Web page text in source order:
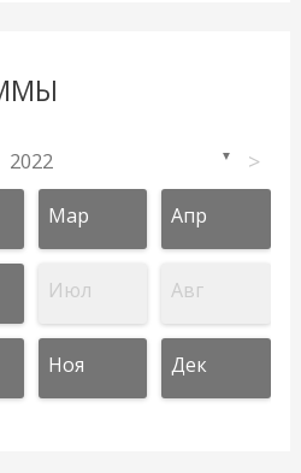
2022 ▼ >
Мар Апр
Июл Авг
Ноя Дек